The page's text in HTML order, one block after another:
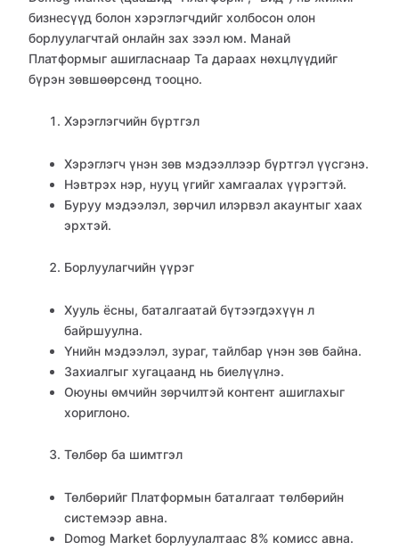
бизнесүүд болон хэрэглэгчдийг холбосон олон
борлуулагчтай онлайн зах зээл юм. Манай
Платформыг ашигласнаар Та дараах нөхцлүүдийг
бүрэн зөвшөөрсөнд тооцно.
Хэрэглэгчийн бүртгэл
Хэрэглэгч үнэн зөв мэдээллээр бүртгэл үүсгэнэ.
Нэвтрэх нэр, нууц үгийг хамгаалах үүрэгтэй.
Буруу мэдээлэл, зөрчил илэрвэл акаунтыг хаах
эрхтэй.
Борлуулагчийн үүрэг
Хууль ёсны, баталгаатай бүтээгдэхүүн л
байршуулна.
Үнийн мэдээлэл, зураг, тайлбар үнэн зөв байна.
Захиалгыг хугацаанд нь биелүүлнэ.
Оюуны өмчийн зөрчилтэй контент ашиглахыг
хориглоно.
Төлбөр ба шимтгэл
Төлбөрийг Платформын баталгаат төлбөрийн
системээр авна.
Domog Market борлуулалтаас 8% комисс авна.